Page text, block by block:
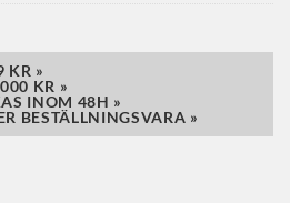
KR »
KR »
INOM 48H »
BESTÄLLNINGSVARA »